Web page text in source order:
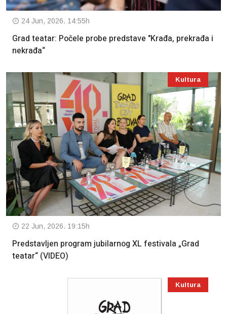
24 Jun, 2026. 14:55h
Grad teatar: Počele probe predstave "Krađa, prekrađa i
nekrađa“
Kultura
22 Jun, 2026. 19:15h
Predstavljen program jubilarnog XL festivala „Grad
teatar“ (VIDEO)
Kultura